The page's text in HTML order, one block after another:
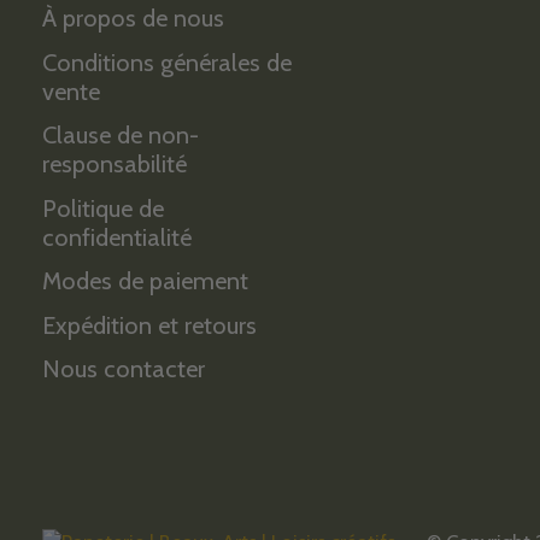
À propos de nous
Conditions générales de
vente
Clause de non-
responsabilité
Politique de
confidentialité
Modes de paiement
Expédition et retours
Nous contacter